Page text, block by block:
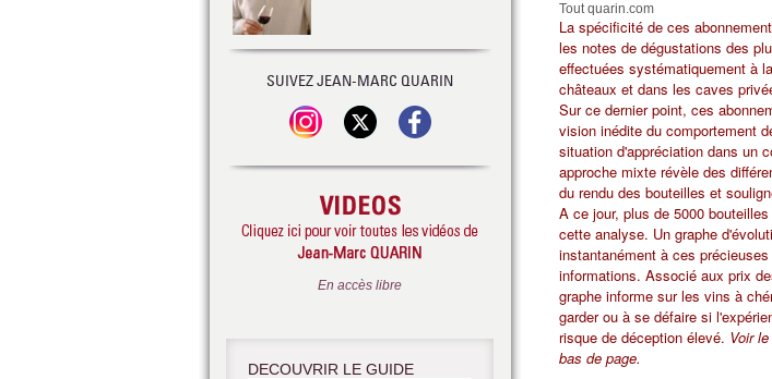
Tout quarin.com
La spécificité de ces
les notes de dégustations des
effectuées systématiquement à
châteaux et dans les caves
Sur ce dernier point, ces
vision inédite du comportement
situation d'appréciation dans un
approche mixte révèle des
du rendu des bouteilles et
A ce jour, plus de 5000
cette analyse. Un graphe
instantanément à ces précieuses
informations. Associé aux prix
graphe informe sur les vins à
garder ou à se défaire si
risque de déception élevé. Voir
bas de page.
SUIVEZ JEAN-MARC QUARIN
En accès libre
DECOUVRIR LE GUIDE